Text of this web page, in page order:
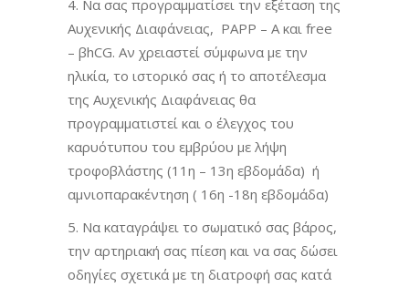
4. Να σας προγραμματίσει την εξέταση της
Αυχενικής Διαφάνειας, PAPP – A και free
– βhCG. Αν χρειαστεί σύμφωνα με την
ηλικία, το ιστορικό σας ή το αποτέλεσμα
της Αυχενικής Διαφάνειας θα
προγραμματιστεί και ο έλεγχος του
καρυότυπου του εμβρύου με λήψη
τροφοβλάστης (11η – 13η εβδομάδα) ή
αμνιοπαρακέντηση ( 16η -18η εβδομάδα)
5. Να καταγράψει το σωματικό σας βάρος,
την αρτηριακή σας πίεση και να σας δώσει
οδηγίες σχετικά με τη διατροφή σας κατά